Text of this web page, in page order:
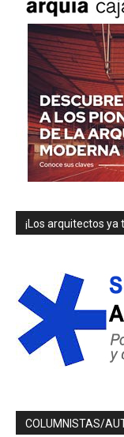
¡Los arquitectos
COLUMNISTAS/